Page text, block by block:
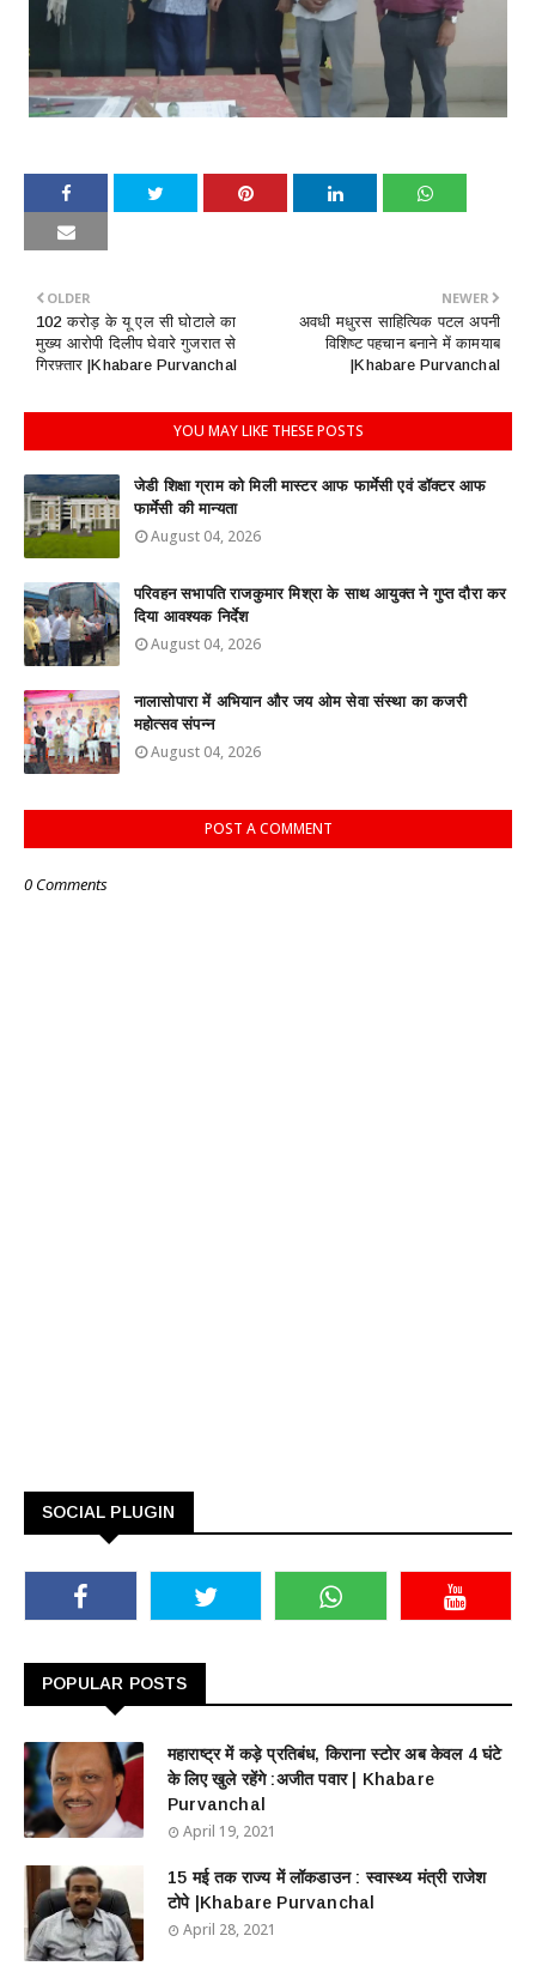
NEWER
अवधी मधुरस साहित्यिक पटल अपनी
विशिष्ट पहचान बनाने में कामयाब
|Khabare Purvanchal
OLDER
102 करोड़ के यू एल सी घोटाले का
मुख्य आरोपी दिलीप घेवारे गुजरात से
गिरफ़्तार |Khabare Purvanchal
YOU MAY LIKE THESE POSTS
जेडी शिक्षा ग्राम को मिली मास्टर आफ फार्मेसी एवं डॉक्टर आफ
फार्मेसी की मान्यता
August 04, 2026
परिवहन सभापति राजकुमार मिश्रा के साथ आयुक्त ने गुप्त दौरा कर
दिया आवश्यक निर्देश
August 04, 2026
नालासोपारा में अभियान और जय ओम सेवा संस्था का कजरी
महोत्सव संपन्न
August 04, 2026
POST A COMMENT
0 Comments
SOCIAL PLUGIN
POPULAR POSTS
महाराष्ट्र में कड़े प्रतिबंध, किराना स्टोर अब केवल 4 घंटे
के लिए खुले रहेंगे :अजीत पवार | Khabare
Purvanchal
April 19, 2021
15 मई तक राज्य में लॉकडाउन : स्वास्थ्य मंत्री राजेश
टोपे |Khabare Purvanchal
April 28, 2021